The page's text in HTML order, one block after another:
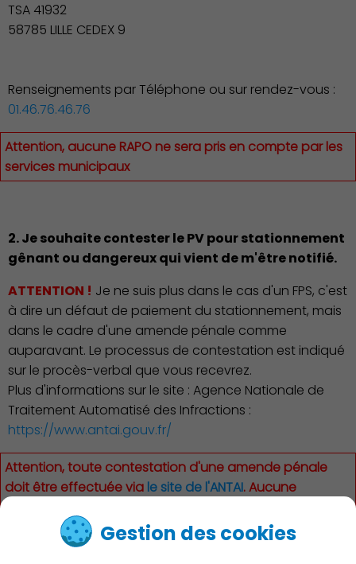
Gestion des cookies
TSA 41932
58785 LILLE CEDEX 9
Renseignements par Téléphone ou sur rendez-vous :
01.46.76.46.76
Attention, aucune RAPO ne sera pris en compte par les
services municipaux
2. Je souhaite contester le PV pour stationnement
gênant ou dangereux qui vient de m'être notifié.
ATTENTION ! Je ne suis plus dans le cas d'un FPS, c'est
à dire un défaut de paiement du stationnement, mais
dans le cadre d'une amende pénale comme
auparavant. Le processus de contestation est indiqué
sur le procès-verbal que vous recevrez.
Plus d'informations sur le site : Agence Nationale de
Traitement Automatisé des Infractions :
https://www.antai.gouv.fr/
Attention, toute contestation d'une amende pénale
doit être effectuée via le site de l'ANTAI. Aucune
municipaux